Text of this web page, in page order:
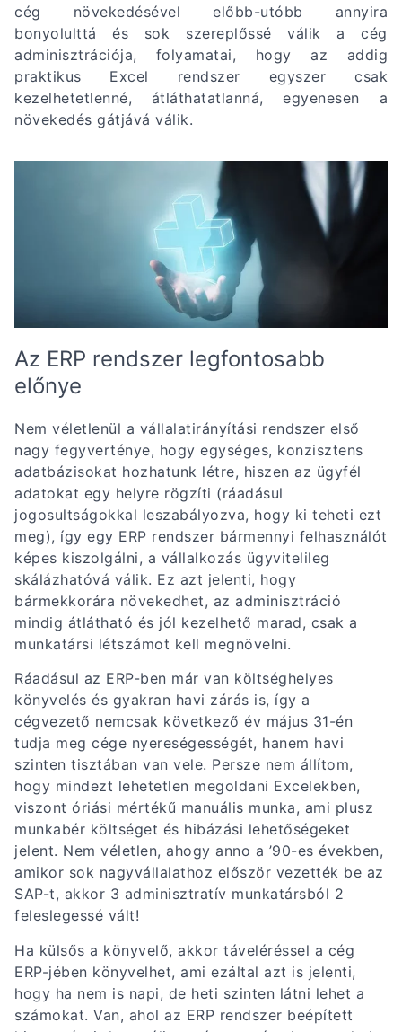
cég növekedésével előbb-utóbb annyira
bonyolulttá és sok szereplőssé válik a cég
adminisztrációja, folyamatai, hogy az addig
praktikus Excel rendszer egyszer csak
kezelhetetlenné, átláthatatlanná, egyenesen a
növekedés gátjává válik.
Az ERP rendszer legfontosabb
előnye
Nem véletlenül a vállalatirányítási rendszer első
nagy fegyverténye, hogy egységes, konzisztens
adatbázisokat hozhatunk létre, hiszen az ügyfél
adatokat egy helyre rögzíti (ráadásul
jogosultságokkal leszabályozva, hogy ki teheti ezt
meg), így egy ERP rendszer bármennyi felhasználót
képes kiszolgálni, a vállalkozás ügyvitelileg
skálázhatóvá válik. Ez azt jelenti, hogy
bármekkorára növekedhet, az adminisztráció
mindig átlátható és jól kezelhető marad, csak a
munkatársi létszámot kell megnövelni.
Ráadásul az ERP-ben már van költséghelyes
könyvelés és gyakran havi zárás is, így a
cégvezető nemcsak következő év május 31-én
tudja meg cége nyereségességét, hanem havi
szinten tisztában van vele. Persze nem állítom,
hogy mindezt lehetetlen megoldani Excelekben,
viszont óriási mértékű manuális munka, ami plusz
munkabér költséget és hibázási lehetőségeket
jelent. Nem véletlen, ahogy anno a ’90-es években,
amikor sok nagyvállalathoz először vezették be az
SAP-t, akkor 3 adminisztratív munkatársból 2
feleslegessé vált!
Ha külsős a könyvelő, akkor táveléréssel a cég
ERP-jében könyvelhet, ami ezáltal azt is jelenti,
hogy ha nem is napi, de heti szinten látni lehet a
számokat. Van, ahol az ERP rendszer beépített